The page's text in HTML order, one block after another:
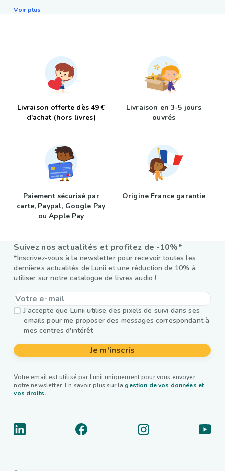
Voir plus
Livraison offerte dès 49 €
d'achat (hors livres)
Livraison en 3-5 jours
ouvrés
Paiement sécurisé par
carte, Paypal, Google Pay
ou Apple Pay
Origine France garantie
Suivez nos actualités et profitez de -10%*
*Inscrivez-vous à la newsletter pour recevoir toutes les
dernières actualités de Lunii et une réduction de 10% à
utiliser sur notre catalogue de livres audio !
J’accepte que Lunii utilise des pixels de suivi dans ses
emails pour me proposer des messages correspondant à
mes centres d'intérêt
Je m'inscris
Votre email est utilisé par Lunii uniquement pour vous envoyer
notre newsletter. En savoir plus sur la gestion de vos données et
vos droits.